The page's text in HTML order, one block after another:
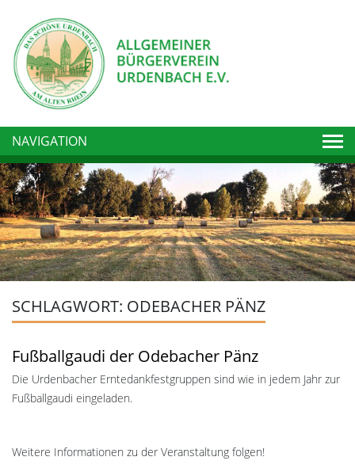
NAVIGATION
SCHLAGWORT: ODEBACHER PÄNZ
Fußballgaudi der Odebacher Pänz
Die Urdenbacher Erntedankfestgruppen sind wie in jedem Jahr zur
Fußballgaudi eingeladen.
Weitere Informationen zu der Veranstaltung folgen!